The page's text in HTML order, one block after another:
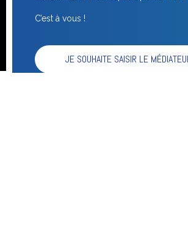
C’est à vous !
JE SOUHAITE SAISIR LE